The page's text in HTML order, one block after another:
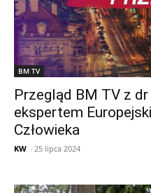
BM TV
Przegląd BM TV z
ekspertem
Człowieka
KW - 25 lipca 2024